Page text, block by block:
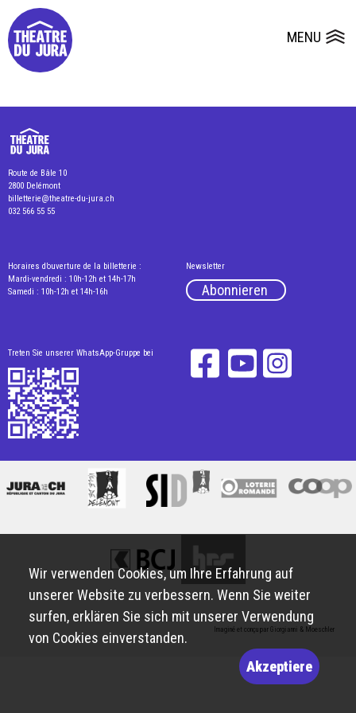
MENU
Presse Dépôts de dossiers
Route de Bâle 10
2800 Delémont
billetterie@theatre-du-jura.ch
032 566 55 55
Horaires d’ouverture de la billetterie :
Mardi-vendredi : 10h-12h et 14h-17h
Samedi : 10h-12h et 14h-16h
Newsletter
Abonnieren
Treten Sie unserer WhatsApp-Gruppe bei
Imaginé et conçu par Giorgianni & Moeschler
Wir verwenden Cookies, um Ihre Erfahrung auf
unserer Website zu verbessern. Wenn Sie weiter
surfen, erklären Sie sich mit unserer Verwendung
von Cookies einverstanden.
Akzeptiere